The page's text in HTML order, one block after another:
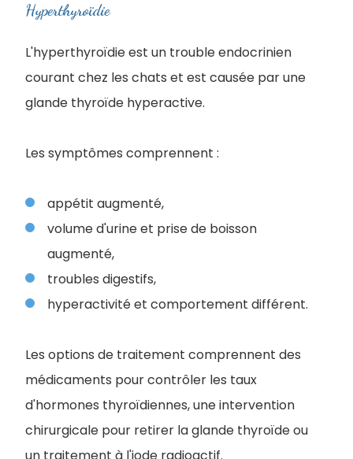
Hyperthyroïdie
L'hyperthyroïdie est un trouble endocrinien
courant chez les chats et est causée par une
glande thyroïde hyperactive.
Les symptômes comprennent :
appétit augmenté,
volume d'urine et prise de boisson
augmenté,
troubles digestifs,
hyperactivité et comportement différent.
Les options de traitement comprennent des
médicaments pour contrôler les taux
d'hormones thyroïdiennes, une intervention
chirurgicale pour retirer la glande thyroïde ou